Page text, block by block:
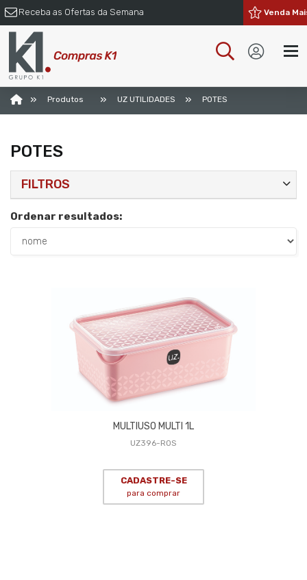
Receba as Ofertas da Semana Venda
» Produtos » UZ UTILIDADES » POTES
POTES
FILTROS
Ordenar resultados:
MULTIUSO MULTI 1L
UZ396-ROS
CADASTRE-SE
para comprar